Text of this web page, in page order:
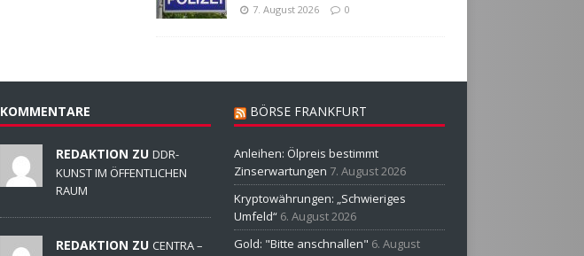
7. August 2026 0
KOMMENTARE
REDAKTION ZU DDR-
KUNST IM ÖFFENTLICHEN
RAUM
REDAKTION ZU CENTRA –
BÖRSE FRANKFURT
Anleihen: Ölpreis bestimmt
Zinserwartungen 7. August 2026
Kryptowährungen: „Schwieriges
Umfeld“ 6. August 2026
Gold: "Bitte anschnallen" 6. August